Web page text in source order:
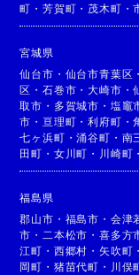
町 ・芳賀町 ・ 茂木町 ・
宮城県
仙台市 ・ 仙台市青葉区
区 ・石巻市 ・大崎市 ・
取市 ・ 多賀城市 ・ 塩竈
市 ・ 亘理町 ・利府町 ・
七ヶ浜町 ・涌谷町 ・ 南
田町 ・ 女川町 ・ 川崎町
福島県
郡山市 ・ 福島市 ・ 会津
市 ・ 二本松市 ・喜多方
江町 ・ 西郷村 ・矢吹町 ・
岡町 ・ 猪苗代町 ・ 川俣